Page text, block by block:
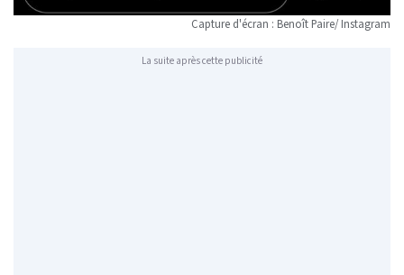
Capture d'écran : Benoît Paire/ Instagram
La suite après cette publicité